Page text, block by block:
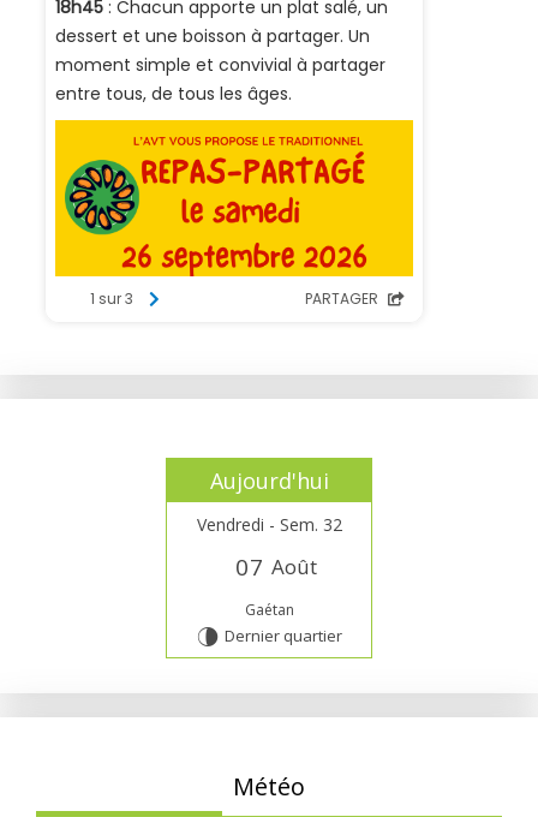
Aujourd'hui
Vendredi - Sem. 32
07 Août
Gaétan
U Dernier quartier
Météo